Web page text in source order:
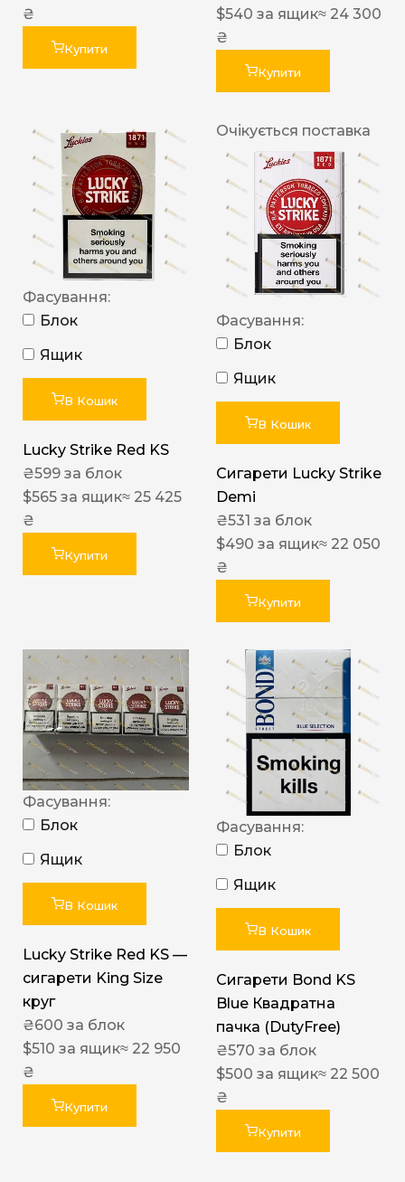
₴
Купити
$540 за ящик≈ 24 300
₴
Купити
Фасування:
Блок
Ящик
В Кошик
Lucky Strike Red KS
₴599 за блок
$565 за ящик≈ 25 425
₴
Купити
Очікується поставка
Фасування:
Блок
Ящик
В Кошик
Сигарети Lucky Strike
Demi
₴531 за блок
$490 за ящик≈ 22 050
₴
Купити
Фасування:
Блок
Ящик
В Кошик
Lucky Strike Red KS —
сигарети King Size
круг
₴600 за блок
$510 за ящик≈ 22 950
₴
Купити
Фасування:
Блок
Ящик
В Кошик
Сигарети Bond KS
Blue Квадратна
пачка (DutyFree)
₴570 за блок
$500 за ящик≈ 22 500
₴
Купити